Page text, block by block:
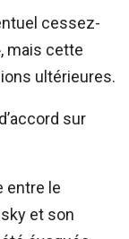
cessez-
mais cette
ultérieures.
sur
entre le
et son